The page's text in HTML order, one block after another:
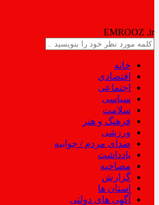
EMROOZ .ir
خانه
اقتصادی
اجتماعی
سیاسی
سلامت
فرهنگ و هنر
ورزشی
صدای مردم / جوابیه
یادداشت
مصاحبه
گزارش
استان ها
آگهی های دولتی